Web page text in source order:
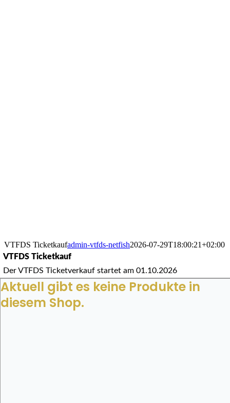
VTFDS Ticketkaufadmin-vtfds-netfish2026-07-29T18:00:21+02:00
VTFDS Ticketkauf
Der VTFDS Ticketverkauf startet am 01.10.2026